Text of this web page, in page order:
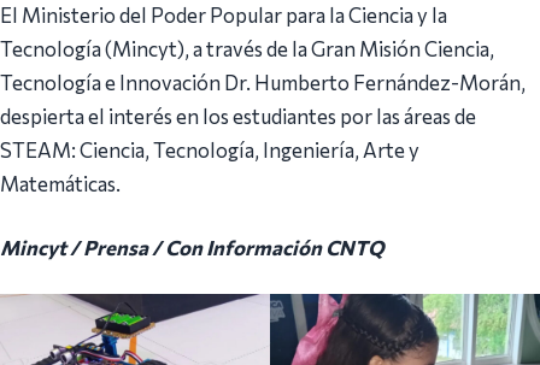
El Ministerio del Poder Popular para la Ciencia y la
Tecnología (Mincyt), a través de la Gran Misión Ciencia,
Tecnología e Innovación Dr. Humberto Fernández-Morán,
despierta el interés en los estudiantes por las áreas de
STEAM: Ciencia, Tecnología, Ingeniería, Arte y
Matemáticas.
Mincyt / Prensa / Con Información CNTQ